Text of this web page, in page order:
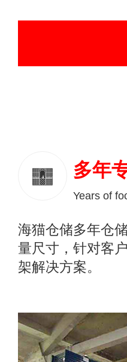
多年
Years of
海猫仓储多年仓
量尺寸，针对客
架解决方案。